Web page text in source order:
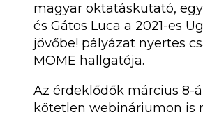
magyar oktatáskutató,
és Gátos Luca a 2021-es
jövőbe! pályázat nyertes
MOME hallgatója.
Az érdeklődők március 8-
kötetlen webináriumon is